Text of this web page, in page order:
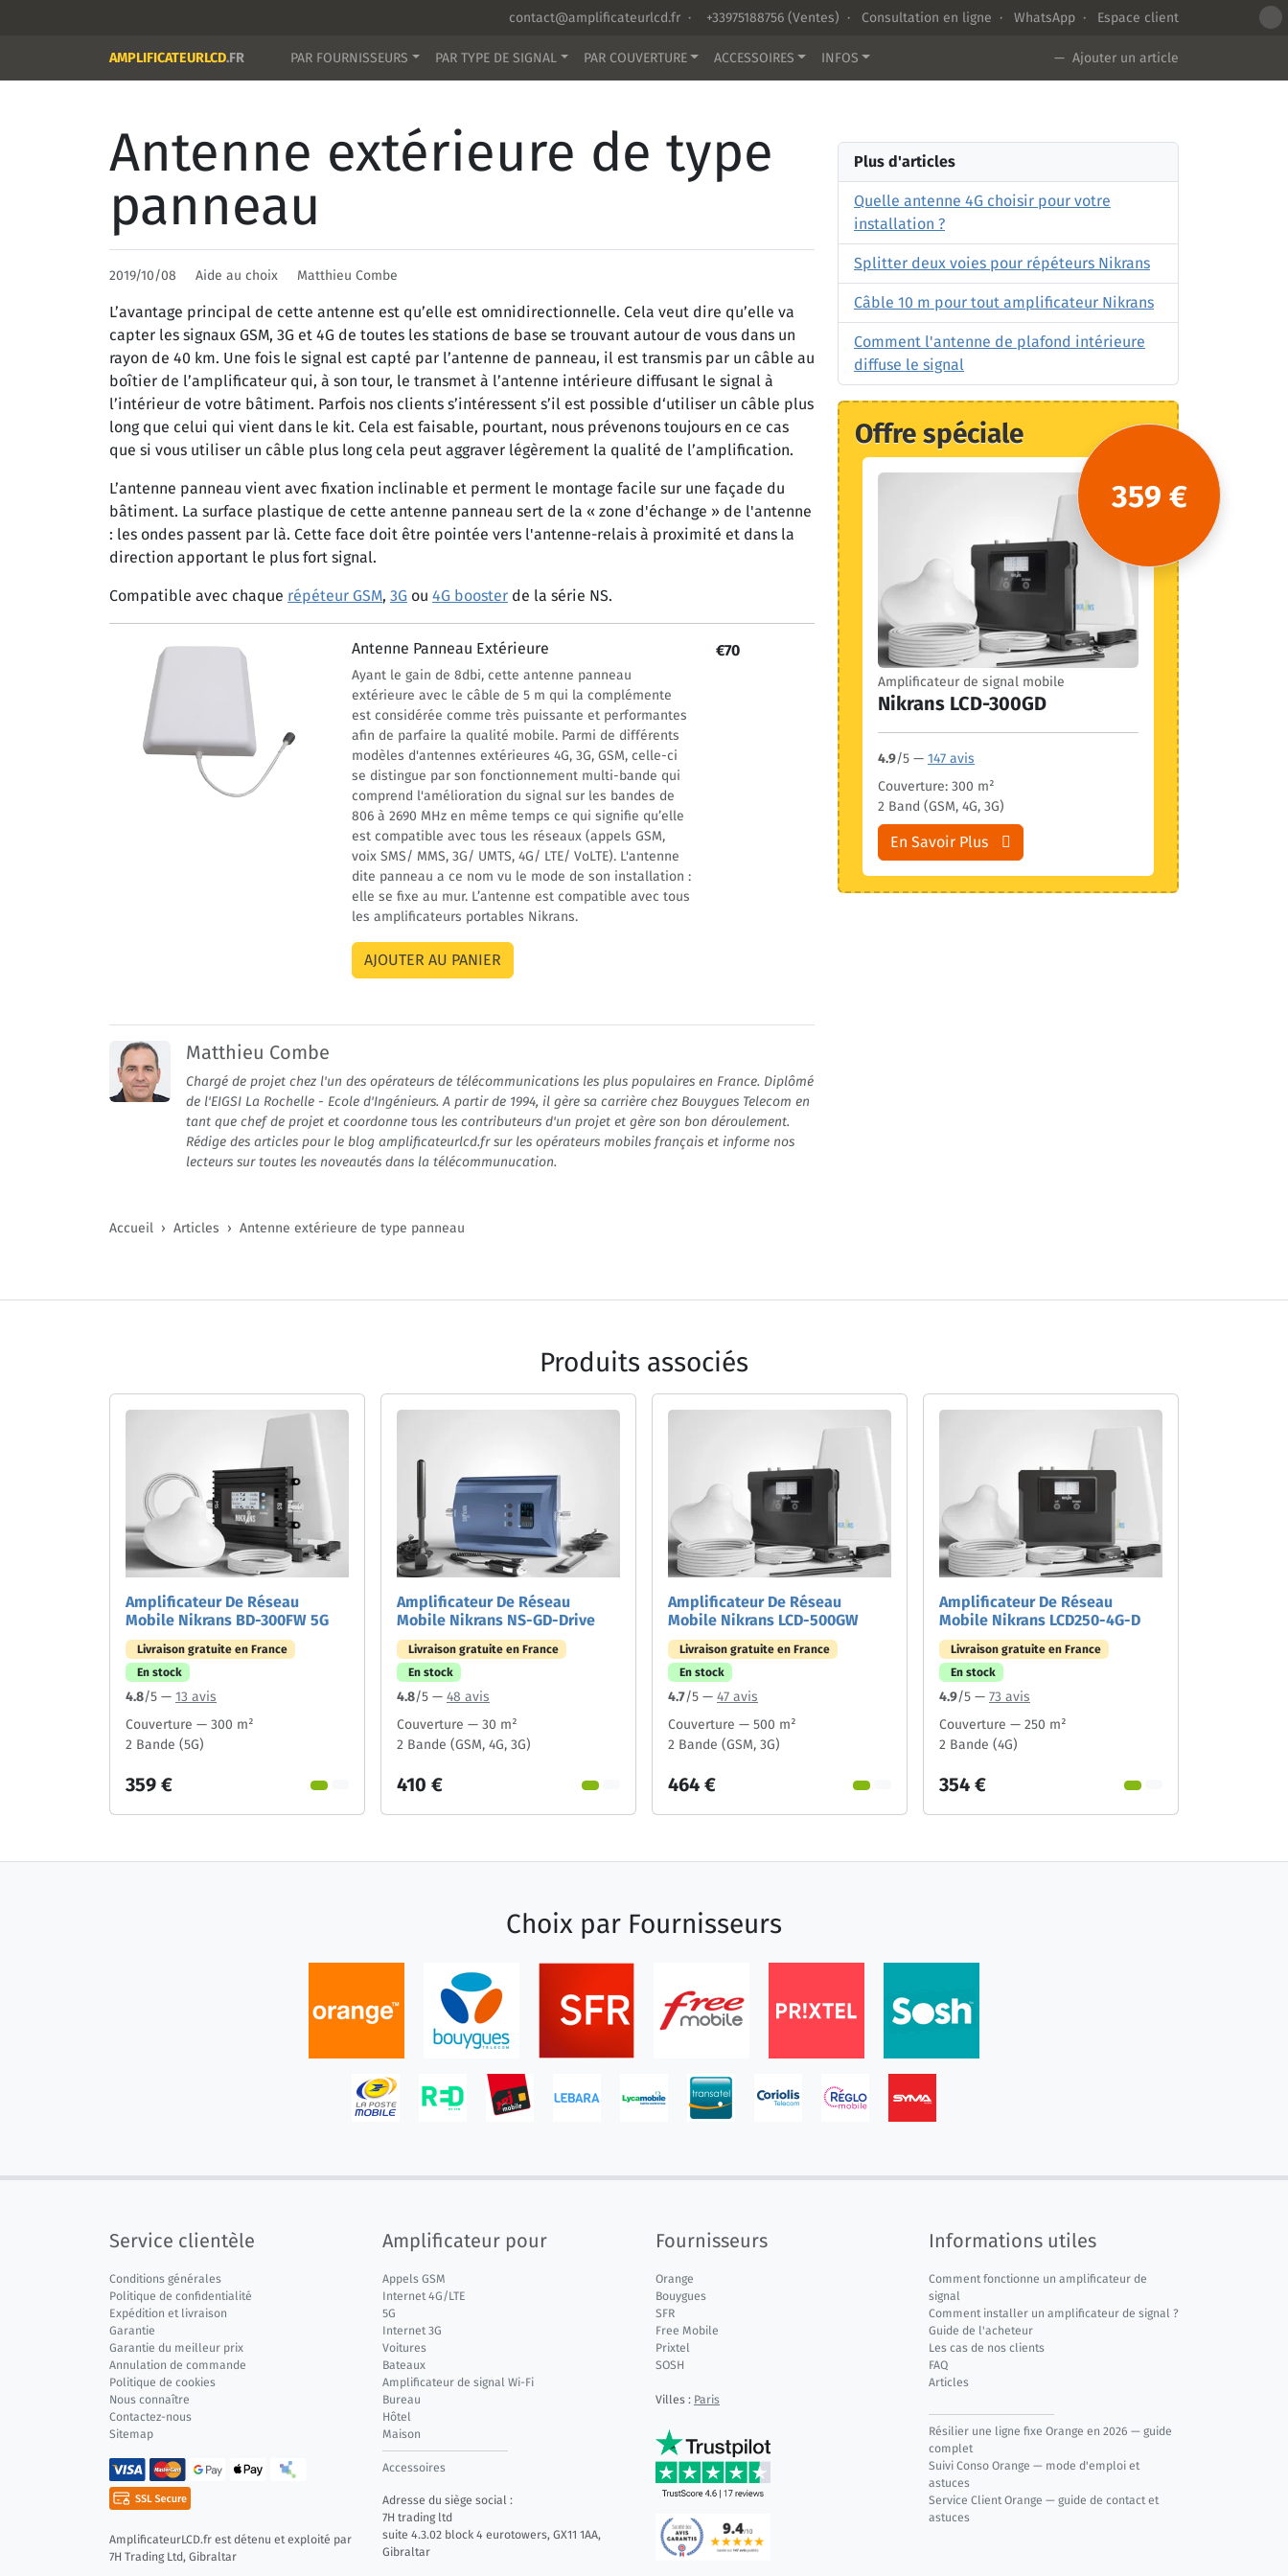
contact@amplificateurlcd.fr · +33975188756 (Ventes) · Consultation en ligne · WhatsApp · Espace client
AMPLIFICATEURLCD.FR PAR FOURNISSEURS PAR TYPE DE SIGNAL PAR COUVERTURE ACCESSOIRES INFOS — Ajouter un article
Antenne extérieure de type
panneau
2019/10/08 Aide au choix Matthieu Combe
L’avantage principal de cette antenne est qu’elle est omnidirectionnelle. Cela veut dire qu’elle va
capter les signaux GSM, 3G et 4G de toutes les stations de base se trouvant autour de vous dans un
rayon de 40 km. Une fois le signal est capté par l’antenne de panneau, il est transmis par un câble au
boîtier de l’amplificateur qui, à son tour, le transmet à l’antenne intérieure diffusant le signal à
l’intérieur de votre bâtiment. Parfois nos clients s’intéressent s’il est possible d‘utiliser un câble plus
long que celui qui vient dans le kit. Cela est faisable, pourtant, nous prévenons toujours en ce cas
que si vous utiliser un câble plus long cela peut aggraver légèrement la qualité de l’amplification.
L’antenne panneau vient avec fixation inclinable et perment le montage facile sur une façade du
bâtiment. La surface plastique de cette antenne panneau sert de la « zone d'échange » de l'antenne
: les ondes passent par là. Cette face doit être pointée vers l'antenne-relais à proximité et dans la
direction apportant le plus fort signal.
Compatible avec chaque répéteur GSM, 3G ou 4G booster de la série NS.
Antenne Panneau Extérieure
Ayant le gain de 8dbi, cette antenne panneau
extérieure avec le câble de 5 m qui la complémente
est considérée comme très puissante et performantes
afin de parfaire la qualité mobile. Parmi de différents
modèles d'antennes extérieures 4G, 3G, GSM, celle-ci
se distingue par son fonctionnement multi-bande qui
comprend l'amélioration du signal sur les bandes de
806 à 2690 MHz en même temps ce qui signifie qu’elle
est compatible avec tous les réseaux (appels GSM,
voix SMS/ MMS, 3G/ UMTS, 4G/ LTE/ VoLTE). L'antenne
dite panneau a ce nom vu le mode de son installation :
elle se fixe au mur. L’antenne est compatible avec tous
les amplificateurs portables Nikrans.
€70
Matthieu Combe
Chargé de projet chez l'un des opérateurs de télécommunications les plus populaires en France. Diplômé
de l'EIGSI La Rochelle - Ecole d'Ingénieurs. A partir de 1994, il gère sa carrière chez Bouygues Telecom en
tant que chef de projet et coordonne tous les contributeurs d'un projet et gère son bon déroulement.
Rédige des articles pour le blog amplificateurlcd.fr sur les opérateurs mobiles français et informe nos
lecteurs sur toutes les noveautés dans la télécommunucation.
Plus d'articles
Quelle antenne 4G choisir pour votre
installation ?
Splitter deux voies pour répéteurs Nikrans
Câble 10 m pour tout amplificateur Nikrans
Comment l'antenne de plafond intérieure
diffuse le signal
Offre spéciale
Amplificateur de signal mobile
Nikrans LCD-300GD
4.9/5 — 147 avis
Couverture: 300 m²
2 Band (GSM, 4G, 3G)
En Savoir Plus
359 €
Accueil Articles Antenne extérieure de type panneau
Produits associés
Amplificateur De Réseau
Mobile Nikrans BD-300FW 5G
Livraison gratuite en France
En stock
4.8/5 — 13 avis
Couverture — 300 m²
2 Bande (5G)
359 €
Amplificateur De Réseau
Mobile Nikrans NS-GD-Drive
Livraison gratuite en France
En stock
4.8/5 — 48 avis
Couverture — 30 m²
2 Bande (GSM, 4G, 3G)
410 €
Amplificateur De Réseau
Mobile Nikrans LCD-500GW
Livraison gratuite en France
En stock
4.7/5 — 47 avis
Couverture — 500 m²
2 Bande (GSM, 3G)
464 €
Amplificateur De Réseau
Mobile Nikrans LCD250-4G-D
Livraison gratuite en France
En stock
4.9/5 — 73 avis
Couverture — 250 m²
2 Bande (4G)
354 €
Choix par Fournisseurs
Service clientèle
Conditions générales
Politique de confidentialité
Expédition et livraison
Garantie
Garantie du meilleur prix
Annulation de commande
Politique de cookies
Nous connaître
Contactez-nous
Sitemap
AmplificateurLCD.fr est détenu et exploité par
7H Trading Ltd, Gibraltar
Amplificateur pour
Appels GSM
Internet 4G/LTE
5G
Internet 3G
Voitures
Bateaux
Amplificateur de signal Wi-Fi
Bureau
Hôtel
Maison
Accessoires
Adresse du siège social :
7H trading ltd
suite 4.3.02 block 4 eurotowers, GX11 1AA,
Gibraltar
Fournisseurs
Orange
Bouygues
SFR
Free Mobile
Prixtel
SOSH
Villes : Paris
Informations utiles
Comment fonctionne un amplificateur de
signal
Comment installer un amplificateur de signal ?
Guide de l'acheteur
Les cas de nos clients
FAQ
Articles
Résilier une ligne fixe Orange en 2026 — guide
complet
Suivi Conso Orange — mode d'emploi et
astuces
Service Client Orange — guide de contact et
astuces